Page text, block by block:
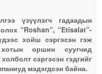
үзүүлэгч гадаадын
“Roshan”, “Etisalat”-
хойш сэргэсэн гэж
оршин суугчид
сэргэсэн гэдгийг
мэдэгдсэн байна.